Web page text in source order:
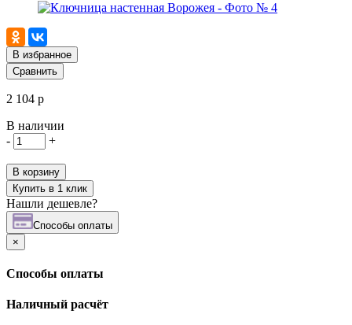
В избранное
Сравнить
2 104 р
В наличии
-
+
В корзину
Купить в 1 клик
Нашли дешевле?
Cпособы оплаты
×
Cпособы оплаты
Наличный расчёт